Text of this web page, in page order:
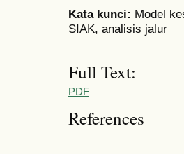
Kata kunci: Model
SIAK, analisis jalur
Full Text:
PDF
References